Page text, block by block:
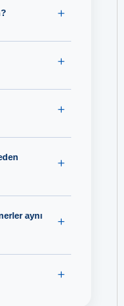
aynı